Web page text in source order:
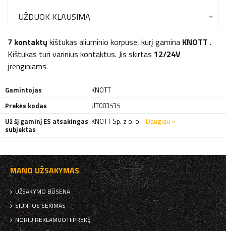
UŽDUOK KLAUSIMĄ
7 kontaktų kištukas aliuminio korpuse, kurį gamina KNOTT .
Kištukas turi varinius kontaktus. Jis skirtas 12/24V
įrenginiams.
Gamintojas
KNOTT
Prekės kodas
UT003535
Už šį gaminį ES atsakingas
subjektas
KNOTT Sp. z o. o. Daugiau
MANO UŽSAKYMAS
UŽSAKYMO BŪSENA
SIUNTOS SEKIMAS
NORIU REKLAMUOTI PREKĘ